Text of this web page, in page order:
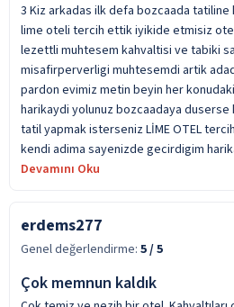
3 Kiz arkadas ilk defa bozcaada
lime oteli tercih ettik iyikide etmisiz
lezettli muhtesem kahvaltisi ve tabiki
misafirperverligi muhtesemdi artik
pardon evimiz metin beyin her
harikaydi yolunuz bozcaadaya
tatil yapmak isterseniz LİME OTEL
kendi adima sayenizde gecirdigim
Devamını Oku
erdems277
Genel değerlendirme: 5/ 5
Çok memnun kaldık